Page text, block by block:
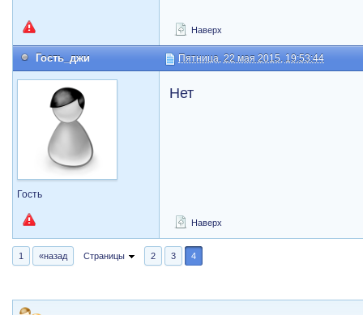
Наверх
Гость_джи Пятница, 22 мая 2015, 19:53:44
Гость
Нет
Наверх
1 «назад Страницы 2 3 4